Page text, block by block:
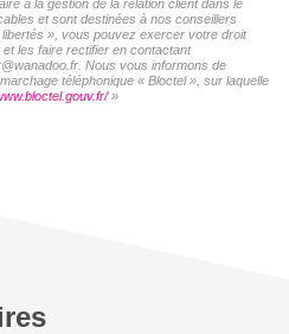
à la gestion de la relation client dans le
et sont destinées à nos conseillers
», vous pouvez exercer votre droit
les faire rectifier en contactant
Nous vous informons de
téléphonique « Bloctel », sur laquelle
»